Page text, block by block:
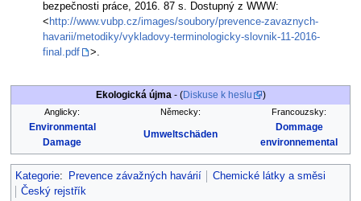
bezpečnosti práce, 2016. 87 s. Dostupný z WWW:
< http://www.vubp.cz/images/soubory/prevence-zavaznych-
havarii/metodiky/vykladovy-terminologicky-slovnik-11-2016-
final.pdf
>.
Ekologická újma - (Diskuse k heslu )
Anglicky: Německy: Francouzsky:
Environmental
Damage
Umweltschäden
Dommage
environnemental
Kategorie: Prevence závažných havárií
Chemické látky a směsi
Český rejstřík